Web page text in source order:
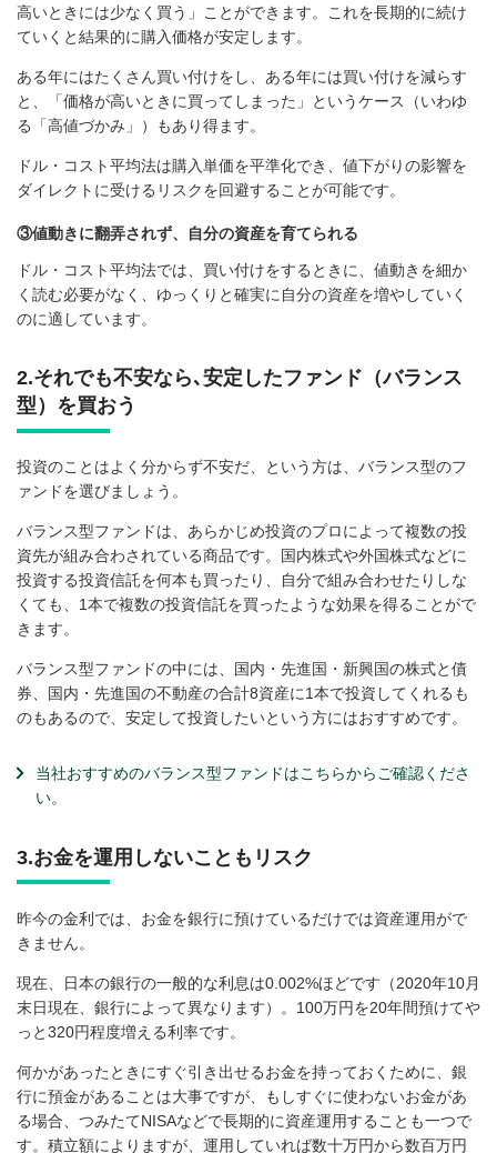
高いときには少なく買う」ことができます。これを長期的に続け
ていくと結果的に購入価格が安定します。
ある年にはたくさん買い付けをし、ある年には買い付けを減らす
と、「価格が高いときに買ってしまった」というケース（いわゆ
る「高値づかみ」）もあり得ます。
ドル・コスト平均法は購入単価を平準化でき、値下がりの影響を
ダイレクトに受けるリスクを回避することが可能です。
③値動きに翻弄されず、自分の資産を育てられる
ドル・コスト平均法では、買い付けをするときに、値動きを細か
く読む必要がなく、ゆっくりと確実に自分の資産を増やしていく
のに適しています。
2.それでも不安なら､安定したファンド（バランス
型）を買おう
投資のことはよく分からず不安だ、という方は、バランス型のフ
ァンドを選びましょう。
バランス型ファンドは、あらかじめ投資のプロによって複数の投
資先が組み合わされている商品です。国内株式や外国株式などに
投資する投資信託を何本も買ったり、自分で組み合わせたりしな
くても、1本で複数の投資信託を買ったような効果を得ることがで
きます。
バランス型ファンドの中には、国内・先進国・新興国の株式と債
券、国内・先進国の不動産の合計8資産に1本で投資してくれるも
のもあるので、安定して投資したいという方にはおすすめです。
当社おすすめのバランス型ファンドはこちらからご確認くださ
い。
3.お金を運用しないこともリスク
昨今の金利では、お金を銀行に預けているだけでは資産運用がで
きません。
現在、日本の銀行の一般的な利息は0.002%ほどです（2020年10月
末日現在、銀行によって異なります）。100万円を20年間預けてや
っと320円程度増える利率です。
何かがあったときにすぐ引き出せるお金を持っておくために、銀
行に預金があることは大事ですが、もしすぐに使わないお金があ
る場合、つみたてNISAなどで長期的に資産運用することも一つで
す。積立額によりますが、運用していれば数十万円から数百万円